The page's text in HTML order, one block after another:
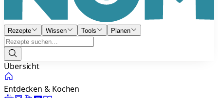
Rezepte Wissen Tools Planen
Übersicht
Entdecken & Kochen